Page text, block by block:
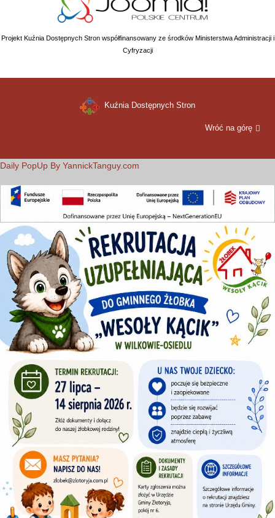
Projekt Kuźnia Dostępnych Stron współfinansowany ze środków Ministerstwa Administracji i
Cyfryzacji
Kuźnia Dostępnych Stron
Wróć na górę
Daily PopUp By YannickTanguy.com